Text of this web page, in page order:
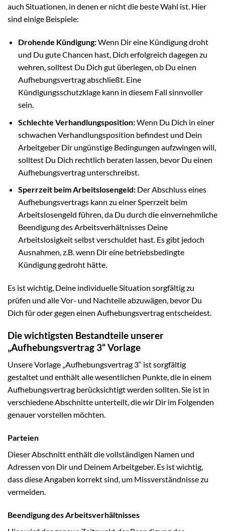
auch Situationen, in denen er nicht die beste Wahl ist. Hier
sind einige Beispiele:
Drohende Kündigung:Wenn Dir eine Kündigung droht
und Du gute Chancen hast, Dich erfolgreich dagegen zu
wehren, solltest Du Dich gut überlegen, ob Du einen
Aufhebungsvertrag abschließt. Eine
Kündigungsschutzklage kann in diesem Fall sinnvoller
sein.
Schlechte Verhandlungsposition:Wenn Du Dich in einer
schwachen Verhandlungsposition befindest und Dein
Arbeitgeber Dir ungünstige Bedingungen aufzwingen will,
solltest Du Dich rechtlich beraten lassen, bevor Du einen
Aufhebungsvertrag unterschreibst.
Sperrzeit beim Arbeitslosengeld:Der Abschluss eines
Aufhebungsvertrags kann zu einer Sperrzeit beim
Arbeitslosengeld führen, da Du durch die einvernehmliche
Beendigung des Arbeitsverhältnisses Deine
Arbeitslosigkeit selbst verschuldet hast. Es gibt jedoch
Ausnahmen, z.B. wenn Dir eine betriebsbedingte
Kündigung gedroht hätte.
Es ist wichtig, Deine individuelle Situation sorgfältig zu
prüfen und alle Vor- und Nachteile abzuwägen, bevor Du
Dich für oder gegen einen Aufhebungsvertrag entscheidest.
Die wichtigsten Bestandteile unserer
„Aufhebungsvertrag 3“ Vorlage
Unsere Vorlage „Aufhebungsvertrag 3“ ist sorgfältig
gestaltet und enthält alle wesentlichen Punkte, die in einem
Aufhebungsvertrag berücksichtigt werden sollten. Sie ist in
verschiedene Abschnitte unterteilt, die wir Dir im Folgenden
genauer vorstellen möchten.
Parteien
Dieser Abschnitt enthält die vollständigen Namen und
Adressen von Dir und Deinem Arbeitgeber. Es ist wichtig,
dass diese Angaben korrekt sind, um Missverständnisse zu
vermeiden.
Beendigung des Arbeitsverhältnisses